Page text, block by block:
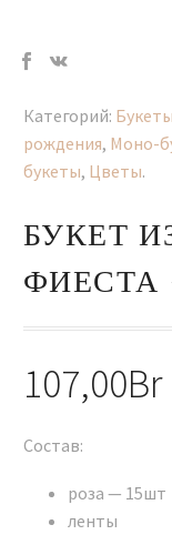
Категорий:
рождения, Моно-
букеты, Цветы.
БУКЕТ
ФИЕСТА
107,00Br
Состав:
роза — 15шт
ленты